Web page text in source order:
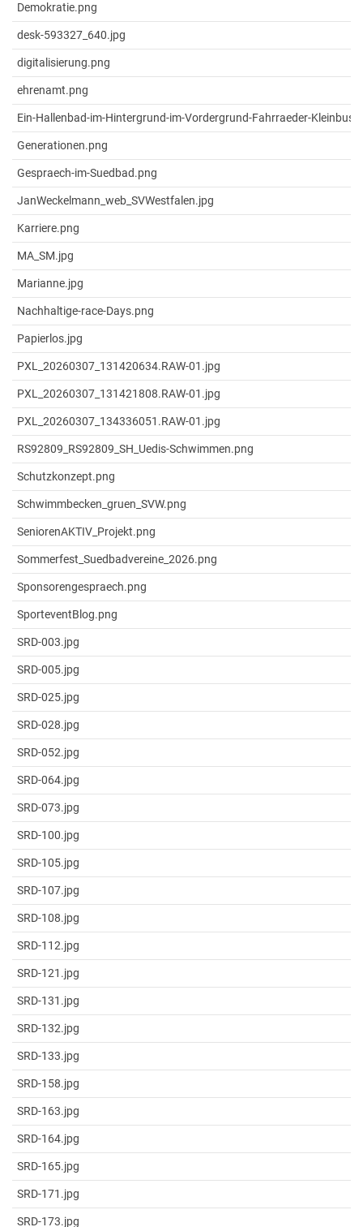
Demokratie.png
desk-593327_640.jpg
digitalisierung.png
ehrenamt.png
Ein-Hallenbad-im-Hintergrund-im-Vordergrund-Fahrraeder-
Generationen.png
Gespraech-im-Suedbad.png
JanWeckelmann_web_SVWestfalen.jpg
Karriere.png
MA_SM.jpg
Marianne.jpg
Nachhaltige-race-Days.png
Papierlos.jpg
PXL_20260307_131420634.RAW-01.jpg
PXL_20260307_131421808.RAW-01.jpg
PXL_20260307_134336051.RAW-01.jpg
RS92809_RS92809_SH_Uedis-Schwimmen.png
Schutzkonzept.png
Schwimmbecken_gruen_SVW.png
SeniorenAKTIV_Projekt.png
Sommerfest_Suedbadvereine_2026.png
Sponsorengespraech.png
SporteventBlog.png
SRD-003.jpg
SRD-005.jpg
SRD-025.jpg
SRD-028.jpg
SRD-052.jpg
SRD-064.jpg
SRD-073.jpg
SRD-100.jpg
SRD-105.jpg
SRD-107.jpg
SRD-108.jpg
SRD-112.jpg
SRD-121.jpg
SRD-131.jpg
SRD-132.jpg
SRD-133.jpg
SRD-158.jpg
SRD-163.jpg
SRD-164.jpg
SRD-165.jpg
SRD-171.jpg
SRD-173.jpg